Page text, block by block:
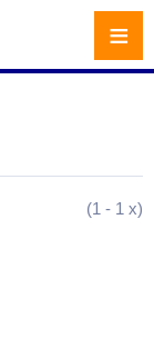
(1 - 1 x)
≡